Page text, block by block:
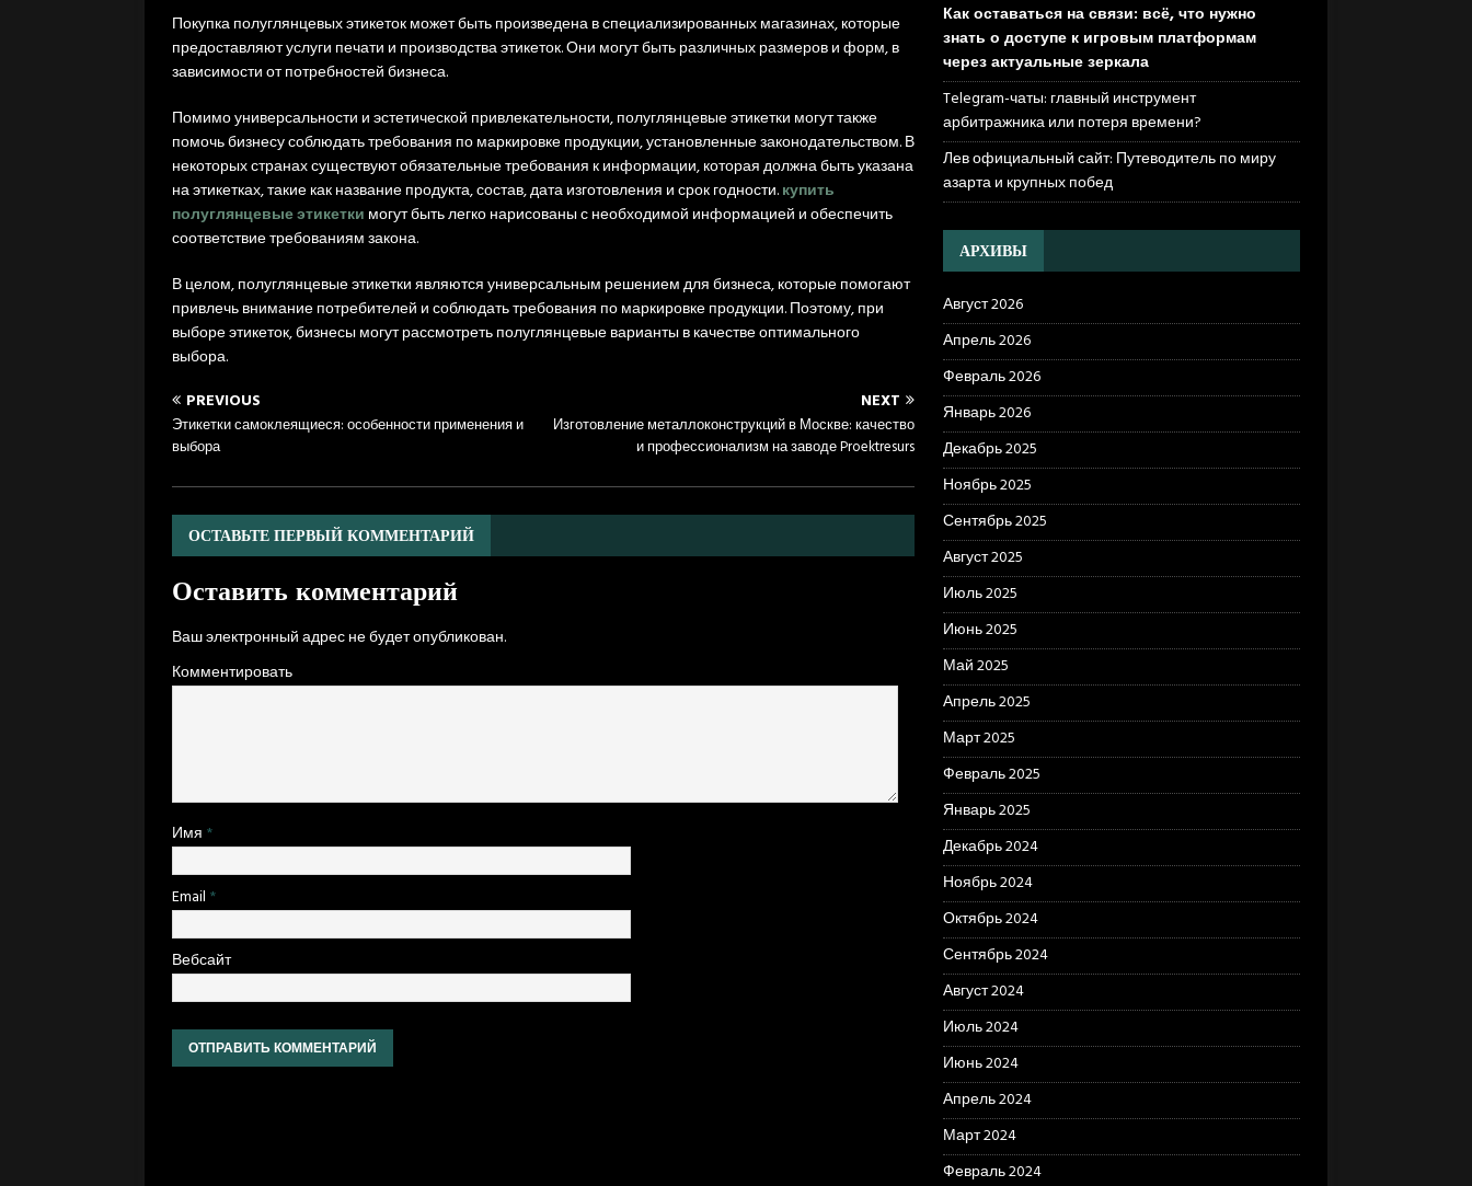
Покупка полуглянцевых этикеток может быть произведена в специализированных магазинах, которые
предоставляют услуги печати и производства этикеток. Они могут быть различных размеров и форм, в
зависимости от потребностей бизнеса.
Помимо универсальности и эстетической привлекательности, полуглянцевые этикетки могут также
помочь бизнесу соблюдать требования по маркировке продукции, установленные законодательством. В
некоторых странах существуют обязательные требования к информации, которая должна быть указана
на этикетках, такие как название продукта, состав, дата изготовления и срок годности.купить
полуглянцевые этикетки могут быть легко нарисованы с необходимой информацией и обеспечить
соответствие требованиям закона.
В целом, полуглянцевые этикетки являются универсальным решением для бизнеса, которые помогают
привлечь внимание потребителей и соблюдать требования по маркировке продукции. Поэтому, при
выборе этикеток, бизнесы могут рассмотреть полуглянцевые варианты в качестве оптимального
выбора.
PREVIOUS
Этикетки самоклеящиеся: особенности применения и
выбора
NEXT
Изготовление металлоконструкций в Москве: качество
и профессионализм на заводе Proektresurs
ОСТАВЬТЕ ПЕРВЫЙ КОММЕНТАРИЙ
Оставить комментарий
Ваш электронный адрес не будет опубликован.
Комментировать
Имя *
Email *
Вебсайт
Как оставаться на связи: всё, что нужно
знать о доступе к игровым платформам
через актуальные зеркала
Telegram-чаты: главный инструмент
арбитражника или потеря времени?
Лев официальный сайт: Путеводитель по миру
азарта и крупных побед
АРХИВЫ
Август 2026
Апрель 2026
Февраль 2026
Январь 2026
Декабрь 2025
Ноябрь 2025
Сентябрь 2025
Август 2025
Июль 2025
Июнь 2025
Май 2025
Апрель 2025
Март 2025
Февраль 2025
Январь 2025
Декабрь 2024
Ноябрь 2024
Октябрь 2024
Сентябрь 2024
Август 2024
Июль 2024
Июнь 2024
Апрель 2024
Март 2024
Февраль 2024